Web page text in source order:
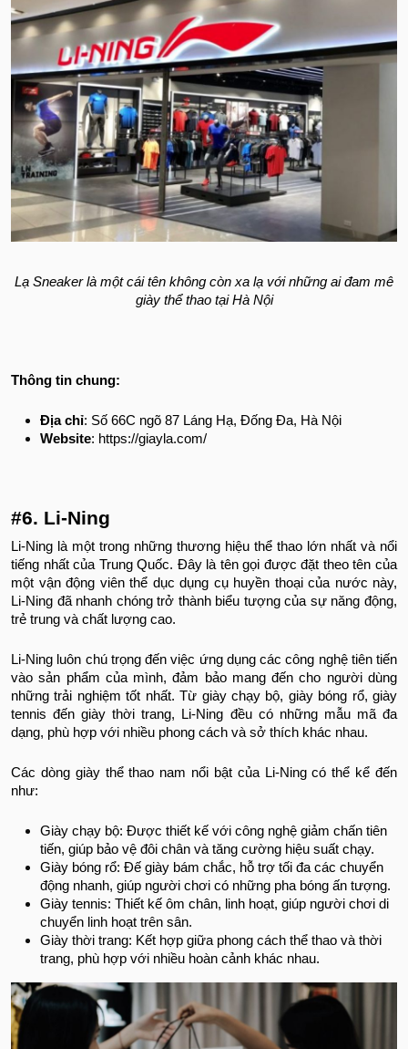
Lạ Sneaker là một cái tên không còn xa lạ với những ai đam mê
giày thể thao tại Hà Nội
Thông tin chung:
Địa chỉ: Số 66C ngõ 87 Láng Hạ, Đống Đa, Hà Nội
Website: https://giayla.com/
#6. Li-Ning
Li-Ning là một trong những thương hiệu thể thao lớn nhất và nổi
tiếng nhất của Trung Quốc. Đây là tên gọi được đặt theo tên của
một vận động viên thể dục dụng cụ huyền thoại của nước này,
Li-Ning đã nhanh chóng trở thành biểu tượng của sự năng động,
trẻ trung và chất lượng cao.
Li-Ning luôn chú trọng đến việc ứng dụng các công nghệ tiên tiến
vào sản phẩm của mình, đảm bảo mang đến cho người dùng
những trải nghiệm tốt nhất. Từ giày chạy bộ, giày bóng rổ, giày
tennis đến giày thời trang, Li-Ning đều có những mẫu mã đa
dạng, phù hợp với nhiều phong cách và sở thích khác nhau.
Các dòng giày thể thao nam nổi bật của Li-Ning có thể kể đến
như:
Giày chạy bộ: Được thiết kế với công nghệ giảm chấn tiên
tiến, giúp bảo vệ đôi chân và tăng cường hiệu suất chạy.
Giày bóng rổ: Đế giày bám chắc, hỗ trợ tối đa các chuyển
động nhanh, giúp người chơi có những pha bóng ấn tượng.
Giày tennis: Thiết kế ôm chân, linh hoạt, giúp người chơi di
chuyển linh hoạt trên sân.
Giày thời trang: Kết hợp giữa phong cách thể thao và thời
trang, phù hợp với nhiều hoàn cảnh khác nhau.